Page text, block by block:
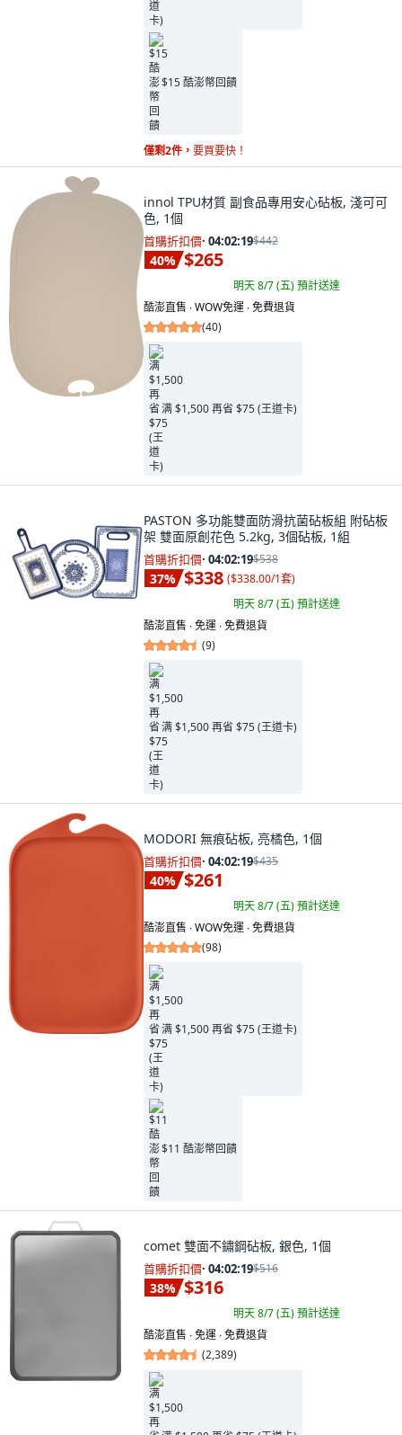
$15 酷澎幣回饋
僅剩2件， 要買要快！
innol TPU材質 副食品專用安心砧板, 淺可可
色, 1個
首購折扣價· 04:02:18$442
40% $265
明天 8/7 (五)預計送達
酷澎直售 ∙ WOW免運 ∙ 免費退貨
(40)
满 $1,500 再省 $75 (王道卡)
PASTON 多功能雙面防滑抗菌砧板組 附砧板
架 雙面原創花色 5.2kg, 3個砧板, 1組
首購折扣價· 04:02:18$538
37% $338 ($338.00/1套)
明天 8/7 (五)預計送達
酷澎直售 ∙ 免運 ∙ 免費退貨
(9)
满 $1,500 再省 $75 (王道卡)
MODORI 無痕砧板, 亮橘色, 1個
首購折扣價· 04:02:18$435
40% $261
明天 8/7 (五)預計送達
酷澎直售 ∙ WOW免運 ∙ 免費退貨
(98)
满 $1,500 再省 $75 (王道卡)
$11 酷澎幣回饋
comet 雙面不鏽鋼砧板, 銀色, 1個
首購折扣價· 04:02:18$516
38% $316
明天 8/7 (五)預計送達
酷澎直售 ∙ 免運 ∙ 免費退貨
(2,389)